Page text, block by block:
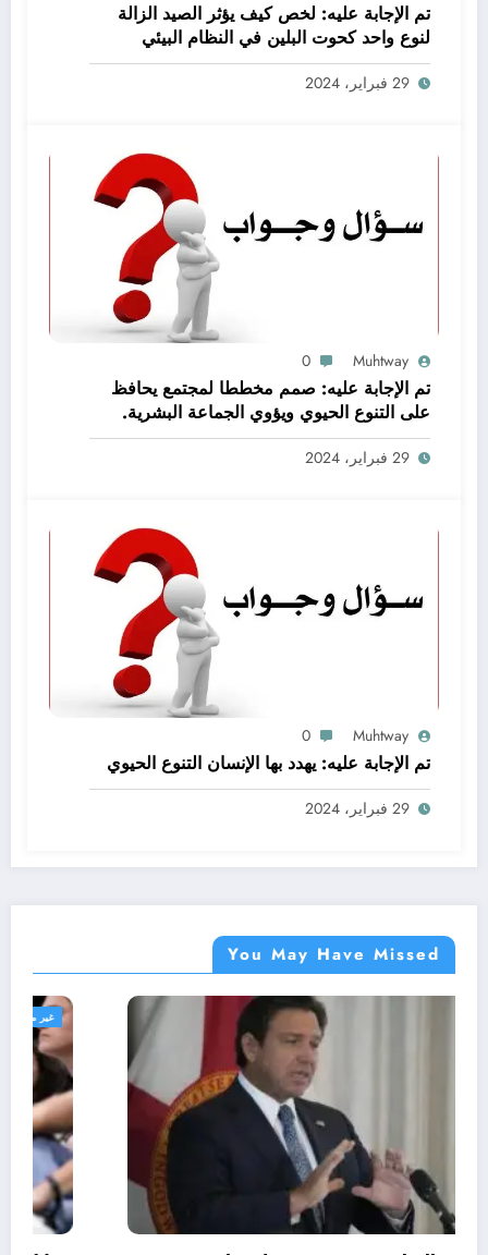
تم الإجابة عليه: لخص كيف يؤثر الصيد الزالة
لنوع واحد كحوت البلين في النظام البيئي
baleen whale كاملا
29 فبراير، 2024
Muhtway
0
تم الإجابة عليه: صمم مخططا لمجتمع يحافظ
على التنوع الحيوي ويؤوي الجماعة البشرية.
اعمل ضمن مجموعات صغيرة لتحقيق هذه
المهمة
29 فبراير، 2024
Muhtway
0
تم الإجابة عليه: يهدد بها الإنسان التنوع الحيوي
29 فبراير، 2024
You May Have Missed